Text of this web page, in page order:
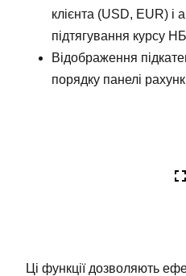
клієнта (USD, EUR) і
підтягування курсу
Відображення
порядку панелі
Ці функції дозволяють